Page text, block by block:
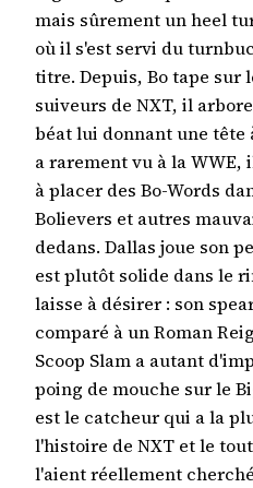
mais sûrement un heel
où il s'est servi du
titre. Depuis, Bo tape sur
suiveurs de NXT, il
béat lui donnant une tête
a rarement vu à la WWE,
à placer des Bo-Words
Bolievers et autres
dedans. Dallas joue son
est plutôt solide dans le
laisse à désirer : son
comparé à un Roman
Scoop Slam a autant
poing de mouche sur le
est le catcheur qui a la
l'histoire de NXT et le
l'aient réellement